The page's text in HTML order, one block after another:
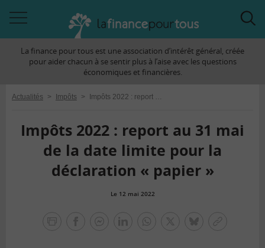
àLa finance pour tous est une association d’intérêt général, créée
pour aider chacun à se sentir plus à l’aise avec les questions
économiques et financières.
Actualités > Impôts > Impôts 2022 : report au 31 mai de la date limite pour la déclaration « papier »
Impôts 2022 : report au 31 mai
de la date limite pour la
déclaration « papier »
Le 12 mai 2022